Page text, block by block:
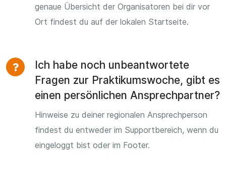
genaue Übersicht der Organisatoren bei dir vor
Ort findest du auf der lokalen Startseite.
Ich habe noch unbeantwortete
Fragen zur Praktikumswoche, gibt es
einen persönlichen Ansprechpartner?
Hinweise zu deiner regionalen Ansprechperson
findest du entweder im Supportbereich, wenn du
eingeloggt bist oder im Footer.